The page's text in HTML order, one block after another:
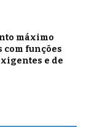
máximo
funções
e de